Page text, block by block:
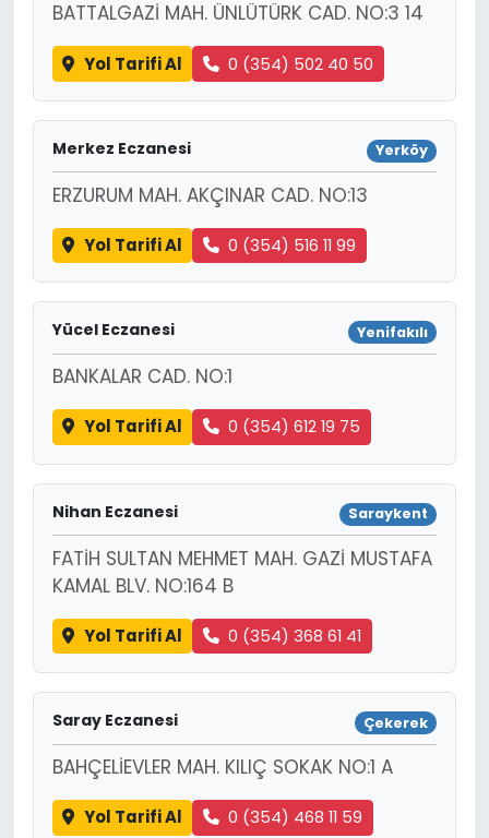
BATTALGAZİ MAH. ÜNLÜTÜRK CAD. NO:3 14
Yol Tarifi Al 0 (354) 502 40 50
Merkez Eczanesi Yerköy
ERZURUM MAH. AKÇINAR CAD. NO:13
Yol Tarifi Al 0 (354) 516 11 99
Yücel Eczanesi Yenifakılı
BANKALAR CAD. NO:1
Yol Tarifi Al 0 (354) 612 19 75
Nihan Eczanesi Saraykent
FATİH SULTAN MEHMET MAH. GAZİ MUSTAFA
KAMAL BLV. NO:164 B
Yol Tarifi Al 0 (354) 368 61 41
Saray Eczanesi Çekerek
BAHÇELİEVLER MAH. KILIÇ SOKAK NO:1 A
Yol Tarifi Al 0 (354) 468 11 59